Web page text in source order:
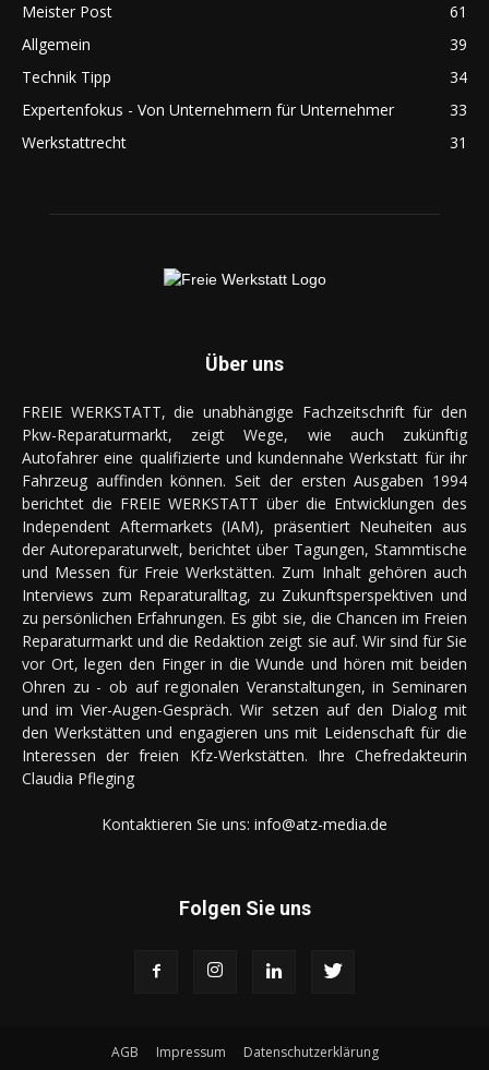
Meister Post
61
Allgemein
39
Technik Tipp
34
Expertenfokus - Von Unternehmern für Unternehmer
33
Werkstattrecht
31
Über uns
FREIE WERKSTATT, die unabhängige Fachzeitschrift für den
Pkw-Reparaturmarkt, zeigt Wege, wie auch zukünftig
Autofahrer eine qualifizierte und kundennahe Werkstatt für ihr
Fahrzeug auffinden können. Seit der ersten Ausgaben 1994
berichtet die FREIE WERKSTATT über die Entwicklungen des
Independent Aftermarkets (IAM), präsentiert Neuheiten aus
der Autoreparaturwelt, berichtet über Tagungen, Stammtische
und Messen für Freie Werkstätten. Zum Inhalt gehören auch
Interviews zum Reparaturalltag, zu Zukunftsperspektiven und
zu persönlichen Erfahrungen. Es gibt sie, die Chancen im Freien
Reparaturmarkt und die Redaktion zeigt sie auf. Wir sind für Sie
vor Ort, legen den Finger in die Wunde und hören mit beiden
Ohren zu - ob auf regionalen Veranstaltungen, in Seminaren
und im Vier-Augen-Gespräch. Wir setzen auf den Dialog mit
den Werkstätten und engagieren uns mit Leidenschaft für die
Interessen der freien Kfz-Werkstätten. Ihre Chefredakteurin
Claudia Pfleging
Kontaktieren Sie uns: info@atz-media.de
Folgen Sie uns
AGB Impressum Datenschutzerklärung